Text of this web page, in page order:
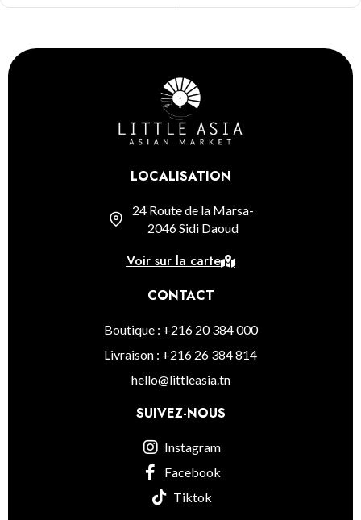
LOCALISATION
24 Route de la Marsa-
2046 Sidi Daoud
Voir sur la carte
CONTACT
Boutique : +216 20 384 000
Livraison : +216 26 384 814
hello@littleasia.tn
SUIVEZ-NOUS
Instagram
Facebook
Tiktok